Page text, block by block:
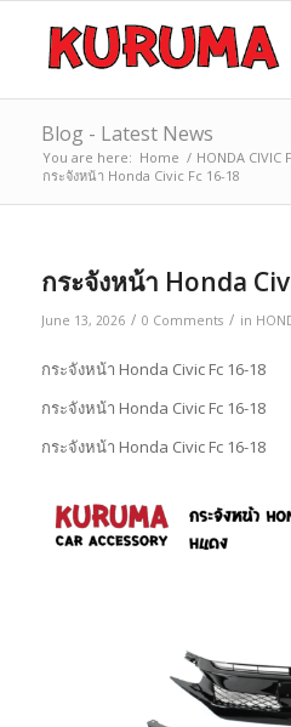
Blog - Latest News
You are here: Home / HONDA CIVIC
กระจังหน้า Honda Civic Fc 16-18
กระจังหน้า Honda
June 13, 2026 / 0 Comments / in
กระจังหน้า Honda Civic Fc 16-18
กระจังหน้า Honda Civic Fc 16-18
กระจังหน้า Honda Civic Fc 16-18